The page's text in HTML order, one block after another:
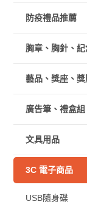
防疫禮品推薦
胸章、胸針、
藝品、獎座、
廣告筆、禮盒組
文具用品
3C 電子商品
USB隨身碟